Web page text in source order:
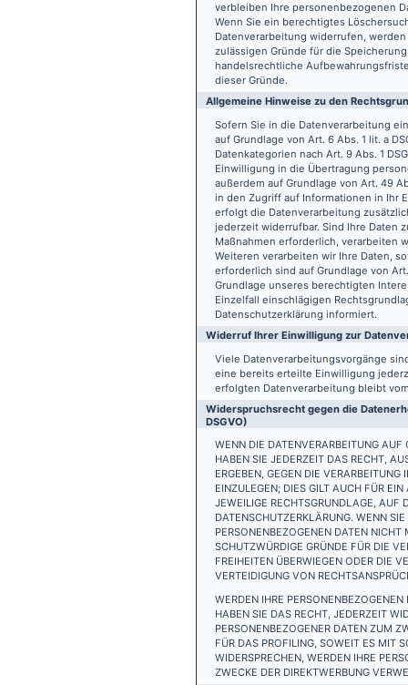
verbleiben Ihre personenbezogenen
Wenn Sie ein berechtigtes
Datenverarbeitung widerrufen,
zulässigen Gründe für die
handelsrechtliche
dieser Gründe.
Allgemeine Hinweise zu den
Sofern Sie in die Datenverarbeitung
auf Grundlage von Art. 6 Abs. 1 lit. a
Datenkategorien nach Art. 9 Abs. 1
Einwilligung in die Übertragung
außerdem auf Grundlage von Art. 49
in den Zugriff auf Informationen in Ihr
erfolgt die Datenverarbeitung
jederzeit widerrufbar. Sind Ihre Daten
Maßnahmen erforderlich, verarbeiten
Weiteren verarbeiten wir Ihre Daten,
erforderlich sind auf Grundlage von
Grundlage unseres berechtigten
Einzelfall einschlägigen
Datenschutzerklärung informiert.
Widerruf Ihrer Einwilligung zur
Viele Datenverarbeitungsvorgänge
eine bereits erteilte Einwilligung
erfolgten Datenverarbeitung bleibt
Widerspruchsrecht gegen die
DSGVO)
WENN DIE DATENVERARBEITUNG
HABEN SIE JEDERZEIT DAS RECHT,
ERGEBEN, GEGEN DIE
EINZULEGEN; DIES GILT AUCH FÜR
JEWEILIGE RECHTSGRUNDLAGE, AUF
DATENSCHUTZERKLÄRUNG. WENN
PERSONENBEZOGENEN DATEN
SCHUTZWÜRDIGE GRÜNDE FÜR DIE
FREIHEITEN ÜBERWIEGEN ODER DIE
VERTEIDIGUNG VON
WERDEN IHRE
HABEN SIE DAS RECHT, JEDERZEIT
PERSONENBEZOGENER DATEN ZUM
FÜR DAS PROFILING, SOWEIT ES MIT
WIDERSPRECHEN, WERDEN IHRE
ZWECKE DER DIREKTWERBUNG